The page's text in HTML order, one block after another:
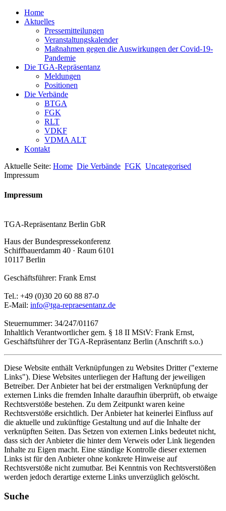
Home
Aktuelles
Pressemitteilungen
Veranstaltungskalender
Maßnahmen gegen die Auswirkungen der Covid-19-
Pandemie
Die TGA-Repräsentanz
Meldungen
Positionen
Die Verbände
BTGA
FGK
RLT
VDKF
VDMA ALT
Kontakt
Aktuelle Seite: Home Die Verbände FGK Uncategorised
Impressum
Impressum
TGA-Repräsentanz Berlin GbR
Haus der Bundespressekonferenz
Schiffbauerdamm 40 · Raum 6101
10117 Berlin
Geschäftsführer: Frank Ernst
Tel.: +49 (0)30 20 60 88 87-0
E-Mail: info@tga-repraesentanz.de
Steuernummer: 34/247/01167
Inhaltlich Verantwortlicher gem. § 18 II MStV: Frank Ernst,
Geschäftsführer der TGA-Repräsentanz Berlin (Anschrift s.o.)
Diese Website enthält Verknüpfungen zu Websites Dritter ("externe
Links"). Diese Websites unterliegen der Haftung der jeweiligen
Betreiber. Der Anbieter hat bei der erstmaligen Verknüpfung der
externen Links die fremden Inhalte daraufhin überprüft, ob etwaige
Rechtsverstöße bestehen. Zu dem Zeitpunkt waren keine
Rechtsverstöße ersichtlich. Der Anbieter hat keinerlei Einfluss auf
die aktuelle und zukünftige Gestaltung und auf die Inhalte der
verknüpften Seiten. Das Setzen von externen Links bedeutet nicht,
dass sich der Anbieter die hinter dem Verweis oder Link liegenden
Inhalte zu Eigen macht. Eine ständige Kontrolle dieser externen
Links ist für den Anbieter ohne konkrete Hinweise auf
Rechtsverstöße nicht zumutbar. Bei Kenntnis von Rechtsverstößen
werden jedoch derartige externe Links unverzüglich gelöscht.
Suche